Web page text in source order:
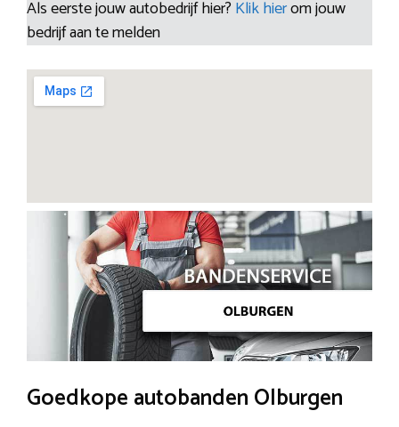
Als eerste jouw autobedrijf hier? Klik hierom jouw
bedrijf aan te melden
Goedkope autobanden Olburgen